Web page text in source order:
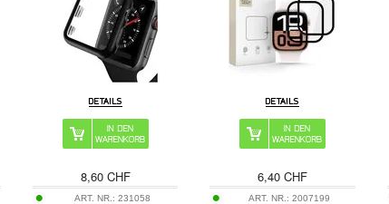
8,60 CHF
ART. NR.: 231058
6,40 CHF
ART. NR.:2007199